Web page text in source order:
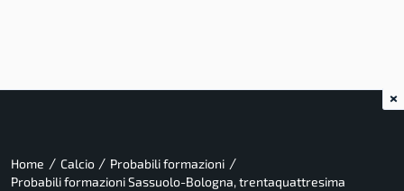
Home / Calcio / Probabili formazioni /
Probabili formazioni Sassuolo-Bologna, trentaquattresima
×